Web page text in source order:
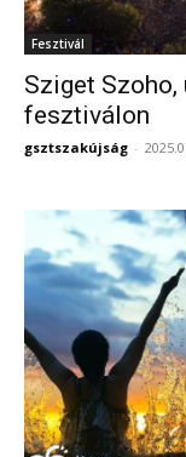
Fesztivál
Sziget
fesztiválon
gsztszakújság -